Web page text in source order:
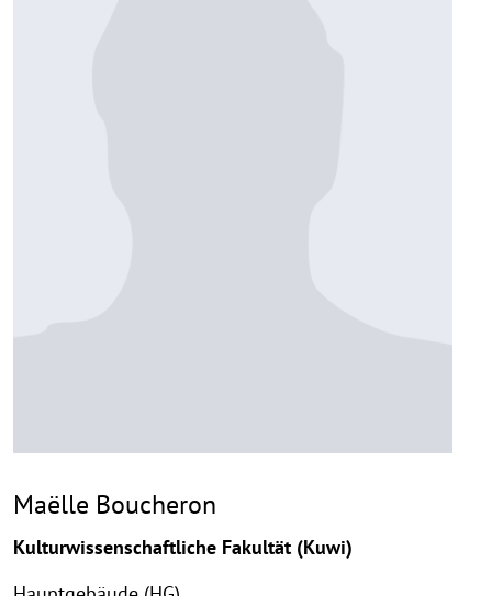
Maëlle Boucheron
Kulturwissenschaftliche Fakultät (Kuwi)